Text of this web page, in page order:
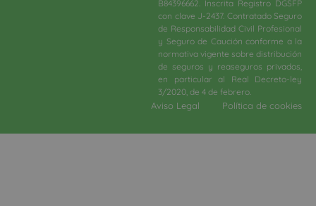
B84396662. Inscrita Registro DGSFP
con clave J-2437. Contratado Seguro
de Responsabilidad Civil Profesional
y Seguro de Caución conforme a la
normativa vigente sobre distribución
de seguros y reaseguros privados,
en particular al Real Decreto-ley
3/2020, de 4 de febrero.​
Aviso Legal Política de cookies